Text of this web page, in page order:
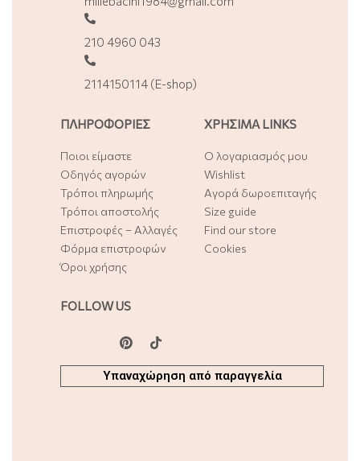
210 4960 043
2114150114 (E-shop)
ΠΛΗΡΟΦΟΡΙΕΣ
Ποιοι είμαστε
Οδηγός αγορών
Τρόποι πληρωμής
Τρόποι αποστολής
Επιστροφές – Αλλαγές
Φόρμα επιστροφών
Όροι χρήσης
ΧΡΗΣΙΜΑ LINKS
Ο λογαριασμός μου
Wishlist
Αγορά δωροεπιταγής
Size guide
Find our store
Cookies
FOLLOW US
Υπαναχώρηση από παραγγελία